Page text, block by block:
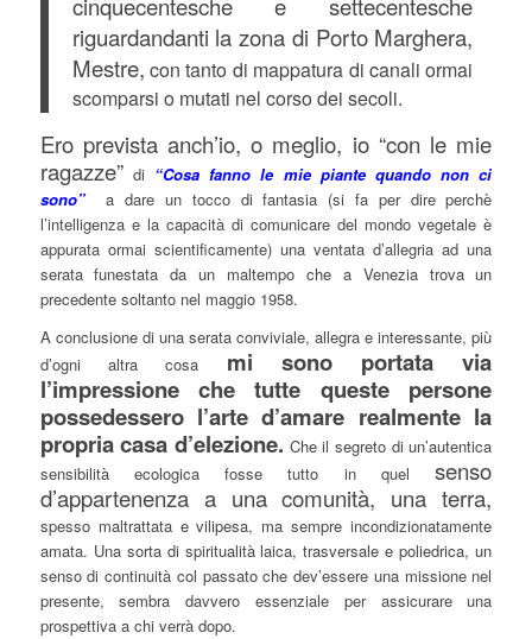
cinquecentesche e settecentesche
riguardandanti la zona di Porto Marghera,
Mestre, con tanto di mappatura di canali ormai
scomparsi o mutati nel corso dei secoli.
Ero prevista anch’io, o meglio, io “con le mie
ragazze”di “Cosa fanno le mie piante quando non ci
sono”
a dare un tocco di fantasia (si fa per dire perchè
l’intelligenza e la capacità di comunicare del mondo vegetale è
appurata ormai scientificamente) una ventata d’allegria ad una
serata funestata da un maltempo che a Venezia trova un
precedente soltanto nel maggio 1958.
A conclusione di una serata conviviale, allegra e interessante, più
d’ogni altra cosa mi sono portata via
l’impressione che tutte queste persone
possedessero l’arte d’amare realmente la
propria casa d’elezione. Che il segreto di un’autentica
sensibilità ecologica fosse tutto in quelsenso
d’appartenenza a una comunità, una terra,
spesso maltrattata e vilipesa, ma sempre incondizionatamente
amata. Una sorta di spiritualità laica, trasversale e poliedrica, un
senso di continuità col passato che dev’essere una missione nel
presente, sembra davvero essenziale per assicurare una
prospettiva a chi verrà dopo.